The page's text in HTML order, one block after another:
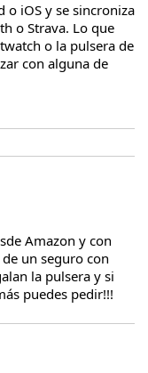
o iOS y se sincroniza
o Strava. Lo que
o la pulsera de
con alguna de
Amazon y con
un seguro con
la pulsera y si
puedes pedir!!!